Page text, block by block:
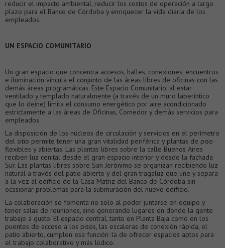
reducir el impacto ambiental, reducir los costos de operación a largo
plazo para el Banco de Córdoba y enriquecer la vida diaria de los
empleados.
UN ESPACIO COMUNITARIO
Un gran espacio que concentra accesos, halles, conexiones, encuentros
e iluminación vincula el conjunto de las áreas libres de oficinas con las
demás áreas programáticas. Este Espacio Comunitario, al estar
ventilado y templado naturalmente (a través de un muro laberíntico
que lo deine) limita el consumo energético por aire acondicionado
estrictamente a las áreas de Oficinas, Comedor y demás servicios para
empleados
La disposición de los núcleos de circulación y servicios en el perímetro
del sitio permite tener una gran vitalidad periférica y plantas de piso
flexibles y abiertas. Las plantas libres sobre la calle Buenos Aires
reciben luz cenital desde el gran espacio interior y desde la fachada
Sur. Las plantas libres sobre San Jerónimo se organizan recibiendo luz
natural a través del patio abierto y del gran tragaluz que une y separa
a la vez al edificio de la Casa Matriz del Banco de Córdoba sin
ocasionar problemas para la submuración del nuevo edificio.
La colaboración se fomenta no solo al poder juntarse en equipo y
tener salas de reuniones, sino generando lugares en donde la gente
trabaje a gusto. El espacio central, tanto en Planta Baja como en los
puentes de acceso a los pisos, las escaleras de conexión rápida, el
patio abierto, cumplen esa función: la de ofrecer espacios aptos para
el trabajo colaborativo y más lúdico.